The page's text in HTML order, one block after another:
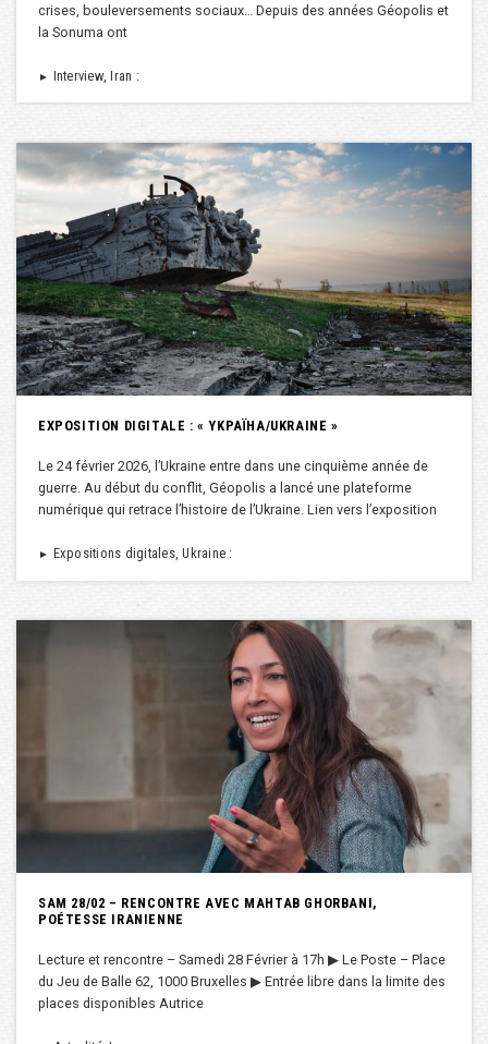
crises, bouleversements sociaux… Depuis des années Géopolis et
la Sonuma ont
► Interview, Iran :
EXPOSITION DIGITALE : « YKPAÏHA/UKRAINE »
Le 24 février 2026, l’Ukraine entre dans une cinquième année de
guerre. Au début du conflit, Géopolis a lancé une plateforme
numérique qui retrace l’histoire de l’Ukraine. Lien vers l’exposition
► Expositions digitales, Ukraine :
SAM 28/02 – RENCONTRE AVEC MAHTAB GHORBANI,
POÉTESSE IRANIENNE
Lecture et rencontre – Samedi 28 Février à 17h ▶︎ Le Poste – Place
du Jeu de Balle 62, 1000 Bruxelles ▶︎ Entrée libre dans la limite des
places disponibles Autrice